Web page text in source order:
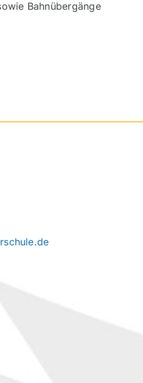
Bahnübergänge